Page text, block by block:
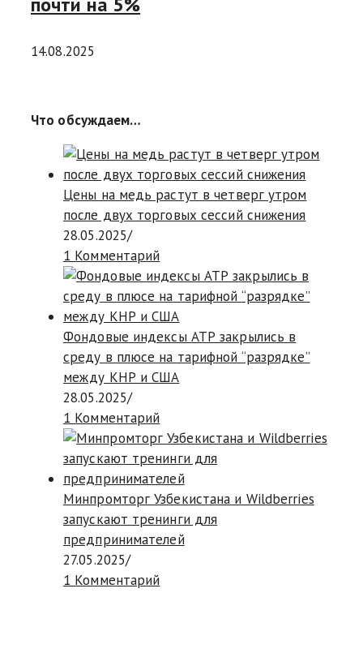
14.08.2025
Что обсуждаем…
Цены на медь растут в четверг утром
после двух торговых сессий снижения
28.05.2025/
1 Комментарий
Фондовые индексы АТР закрылись в
среду в плюсе на тарифной “разрядке”
между КНР и США
28.05.2025/
1 Комментарий
Минпромторг Узбекистана и Wildberries
запускают тренинги для
предпринимателей
27.05.2025/
1 Комментарий